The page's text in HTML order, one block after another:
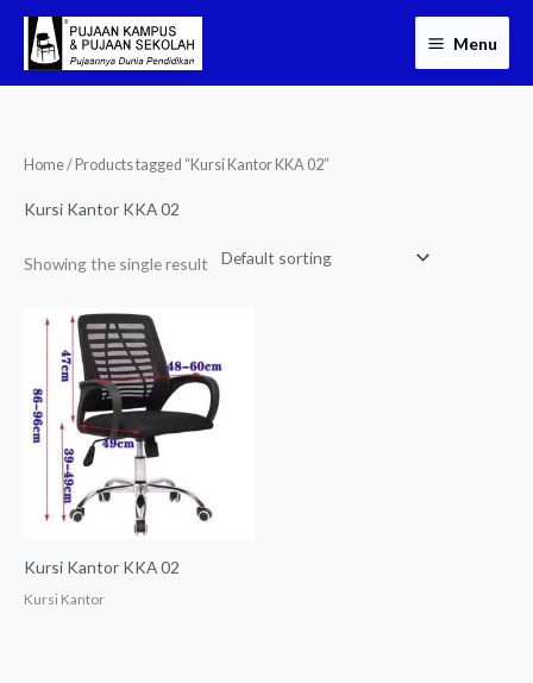
Skip
content
Menu
Home/ Products tagged “Kursi Kantor KKA 02”
Kursi Kantor KKA 02
Showing the single result
Kursi Kantor KKA 02
Kursi Kantor